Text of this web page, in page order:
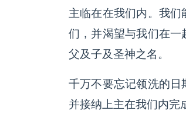
主临在在我们内。我
们，并渴望与我们在一
父及子及圣神之名。
千万不要忘记领洗的
并接纳上主在我们内完